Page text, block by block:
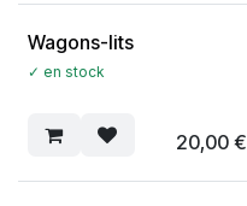
Wagons-lits
✓ en stock
20,00€